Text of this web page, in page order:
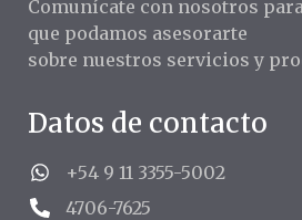
Comunícate con nosotros para
que podamos asesorarte
sobre nuestros servicios y
Datos de contacto
+54 9 11 3355-5002
4706-7625